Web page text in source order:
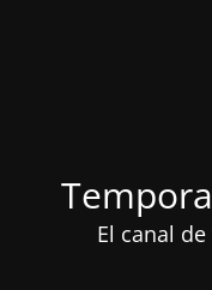
El canal